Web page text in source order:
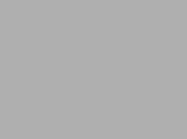
？？？？？